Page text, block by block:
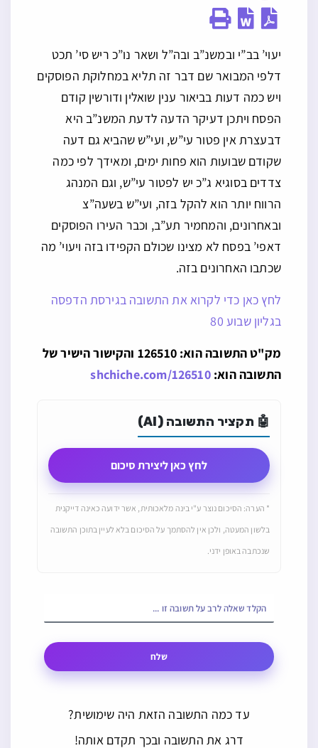
יעוי’ בב”י ובמשנ”ב ובה”ל ושאר נו”כ ריש סי’ תכט
דלפי המבואר שם דבר זה תליא במחלוקת הפוסקים
ויש כמה דעות בביאור ענין שואלין ודורשין קודם
הפסח ויתכן דעיקר הדעה לדעת המשנ”ב היא
דבעצרת אין פטור עי”ש, ועי”ש שהביא גם דעה
שקודם שבועות הוא פחות ימים, ומאידך לפי כמה
צדדים בסוגיא ג”כ יש לפטור עי”ש, וגם המנהג
הרווח יותר הוא להקל בזה, ועי”ש בשעה”צ
ובאחרונים, והמחמיר תע”ב, וכבר העירו הפוסקים
דאפי’ בפסח לא מצינו שכולם הקפידו בזה ויעוי’ מה
שכתבו האחרונים בזה.
לחץ כאן כדי לקרוא את התשובה בגירסת הדפסה
בגליון שבוע 80
מק"ט התשובה הוא: 126510 והקישור הישיר של
התשובה הוא:shchiche.com/126510
🤖 תקציר התשובה (AI)
לחץ כאן ליצירת סיכום
* הערה: הסיכום נוצר ע"י בינה מלאכותית, אשר ידועה כאינה דייקנית
בלשון המעטה, ולכן אין להסתמך על הסיכום בלא לעיין בתוכן התשובה
שנכתבה באופן ידני.
שלח
עד כמה התשובה הזאת היה שימושית?
דרג את התשובה ובכך תקדם אותה!